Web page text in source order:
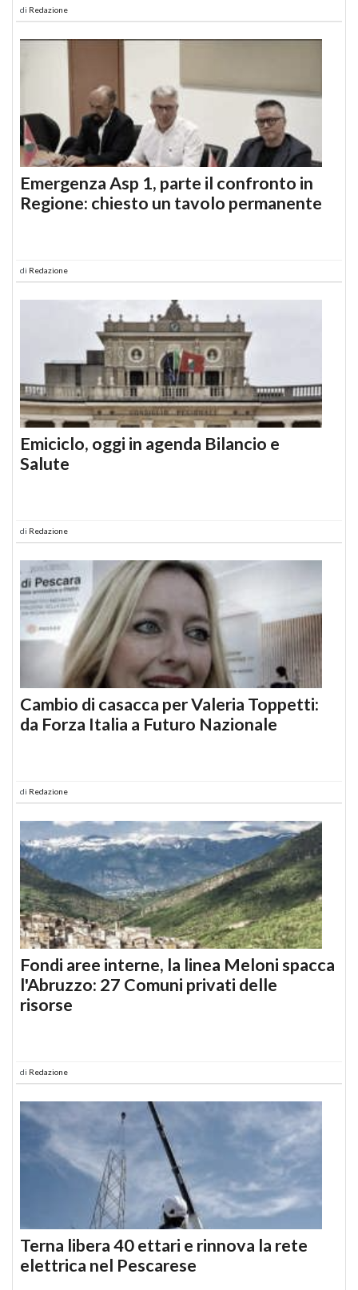
di Redazione
Emergenza Asp 1, parte il confronto in
Regione: chiesto un tavolo permanente
di Redazione
Emiciclo, oggi in agenda Bilancio e
Salute
di Redazione
Cambio di casacca per Valeria Toppetti:
da Forza Italia a Futuro Nazionale
di Redazione
Fondi aree interne, la linea Meloni spacca
l'Abruzzo: 27 Comuni privati delle
risorse
di Redazione
Terna libera 40 ettari e rinnova la rete
elettrica nel Pescarese